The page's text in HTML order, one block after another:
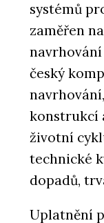
systémů
zaměřen
český
konstrukcí
životní
technické
dopadů,
Uplatnění